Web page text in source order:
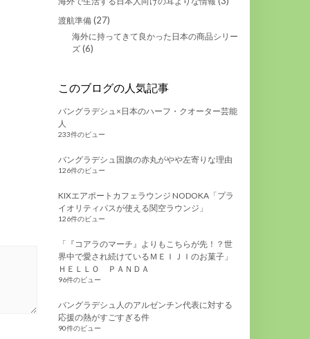
渡航準備(27)
海外に持ってきて良かった日本の商品シリー
ズ(6)
このブログの人気記事
バングラデシュ×日本のハーフ・クオーター芸能
人
233件のビュー
バングラデシュ国旗の赤丸がやや左寄りな理由
126件のビュー
KIXエアポートカフェラウンジ NODOKA「プラ
イオリティパスが使える関空ラウンジ」
126件のビュー
「『コアラのマーチ』よりもこちらが先！？世
界中で愛され続けているＭＥＩＪＩのお菓子」
ＨＥＬＬＯ ＰＡＮＤＡ
96件のビュー
バングラデシュ人のアルゼンチン代表に対する
応援の熱がすごすぎる件
90件のビュー